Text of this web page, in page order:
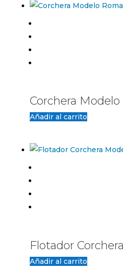
Corchera Modelo
Añadir al carrito
Flotador
Añadir al carrito